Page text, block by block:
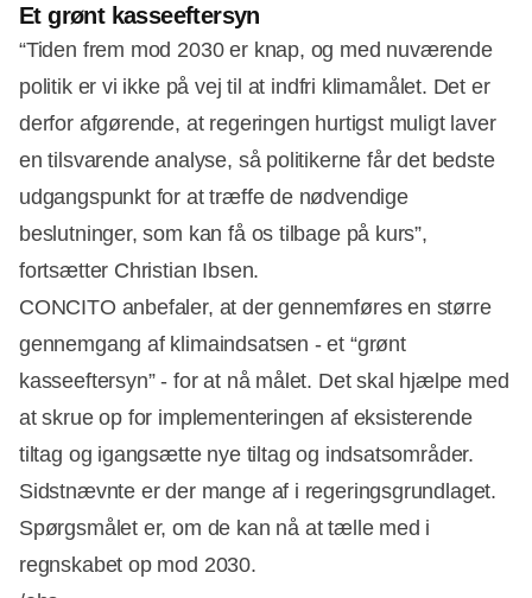
Et grønt kasseeftersyn
“Tiden frem mod 2030 er knap, og med nuværende
politik er vi ikke på vej til at indfri klimamålet. Det er
derfor afgørende, at regeringen hurtigst muligt laver
en tilsvarende analyse, så politikerne får det bedste
udgangspunkt for at træffe de nødvendige
beslutninger, som kan få os tilbage på kurs”,
fortsætter Christian Ibsen.
CONCITO anbefaler, at der gennemføres en større
gennemgang af klimaindsatsen - et “grønt
kasseeftersyn” - for at nå målet. Det skal hjælpe med
at skrue op for implementeringen af eksisterende
tiltag og igangsætte nye tiltag og indsatsområder.
Sidstnævnte er der mange af i regeringsgrundlaget.
Spørgsmålet er, om de kan nå at tælle med i
regnskabet op mod 2030.